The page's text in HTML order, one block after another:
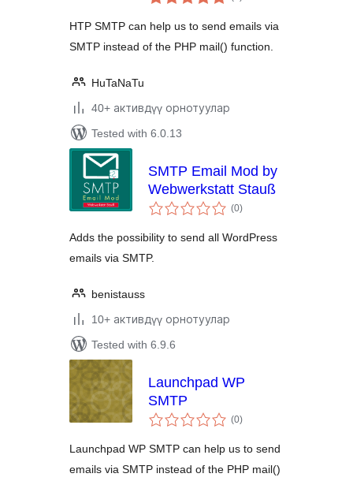
SMTP Connector
Plugin
ratings
HTP SMTP can help us to send emails via
SMTP instead of the PHP mail() function.
HuTaNaTu
40+ активдүү орнотуулар
Tested with 6.0.13
SMTP Email Mod by
Webwerkstatt Stauß
(0total
ratings
)
Adds the possibility to send all WordPress
emails via SMTP.
benistauss
10+ активдүү орнотуулар
Tested with 6.9.6
Launchpad WP
SMTP
(0total
ratings
)
Launchpad WP SMTP can help us to send
emails via SMTP instead of the PHP mail()